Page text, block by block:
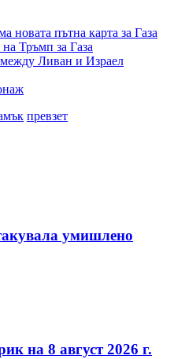
новата пътна карта за Газа
Тръмп за Газа
Ливан и Израел
превзет
умишлено
на 8 август 2026 г.